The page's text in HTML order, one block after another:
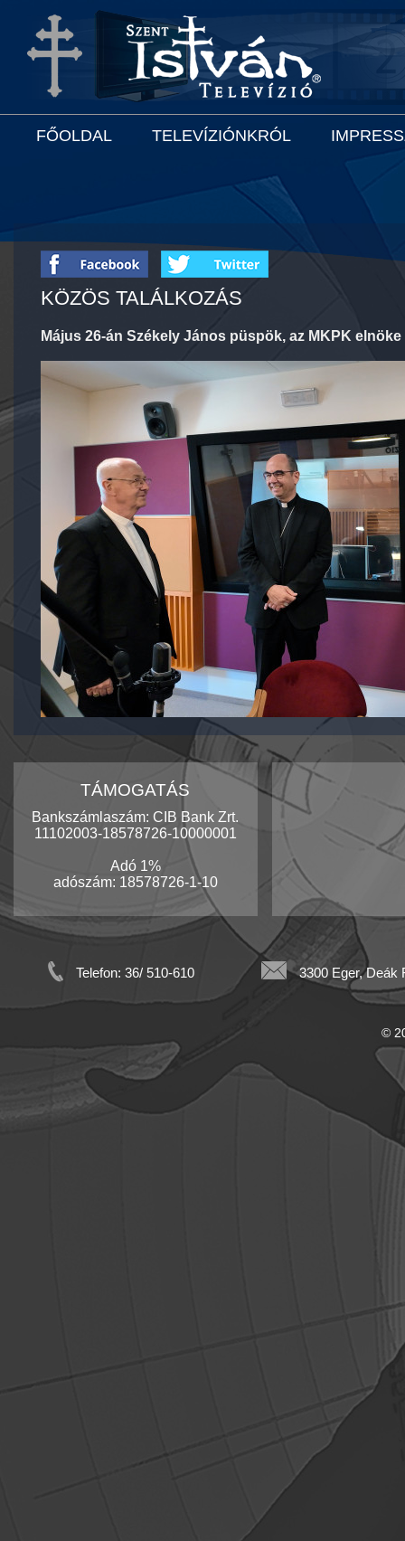
FŐOLDAL TELEVÍZIÓNKRÓL
KÖZÖS TALÁLKOZÁS
Május 26-án Székely János püspök, az MKPK
TÁMOGATÁS
Bankszámlaszám: CIB Bank Zrt.
11102003-18578726-10000001
Adó 1%
adószám: 18578726-1-10
Telefon: 36/ 510-610 3300 Eger, Deák
©